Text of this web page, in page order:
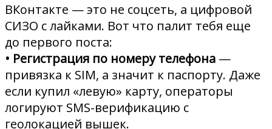
ВКонтакте — это не соцсеть, а цифровой
СИЗО с лайками. Вот что палит тебя еще
до первого поста:
• Регистрация по номеру телефона —
привязка к SIM, а значит к паспорту. Даже
если купил «левую» карту, операторы
логируют SMS-верификацию с
геолокацией вышек.